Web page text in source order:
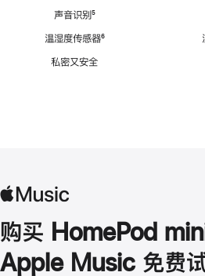
声音识别脚
⁵
温湿度传感器脚
⁶
私密又安全
购买 HomePod mini
Apple Music 免费